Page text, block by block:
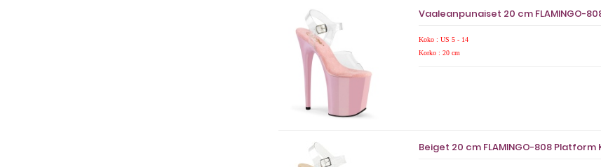
Vaaleanpunaiset 20 cm FLAMINGO-
Koko : US 5 - 14
Korko : 20 cm
Beiget 20 cm FLAMINGO-808